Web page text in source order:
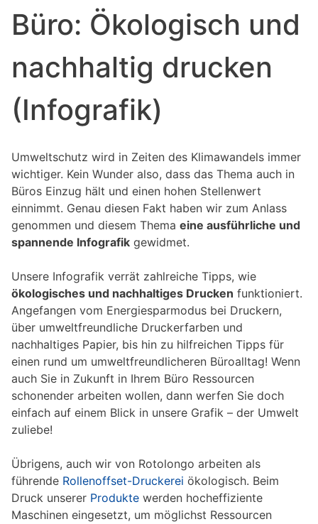
Büro: Ökologisch und
nachhaltig drucken
(Infografik)
Umweltschutz wird in Zeiten des Klimawandels immer
wichtiger. Kein Wunder also, dass das Thema auch in
Büros Einzug hält und einen hohen Stellenwert
einnimmt. Genau diesen Fakt haben wir zum Anlass
genommen und diesem Thema eine ausführliche und
spannende Infografik gewidmet.
Unsere Infografik verrät zahlreiche Tipps, wie
ökologisches und nachhaltiges Drucken funktioniert.
Angefangen vom Energiesparmodus bei Druckern,
über umweltfreundliche Druckerfarben und
nachhaltiges Papier, bis hin zu hilfreichen Tipps für
einen rund um umweltfreundlicheren Büroalltag! Wenn
auch Sie in Zukunft in Ihrem Büro Ressourcen
schonender arbeiten wollen, dann werfen Sie doch
einfach auf einem Blick in unsere Grafik – der Umwelt
zuliebe!
Übrigens, auch wir von Rotolongo arbeiten als
führende Rollenoffset-Druckerei ökologisch. Beim
Druck unserer Produkte werden hocheffiziente
Maschinen eingesetzt, um möglichst Ressourcen